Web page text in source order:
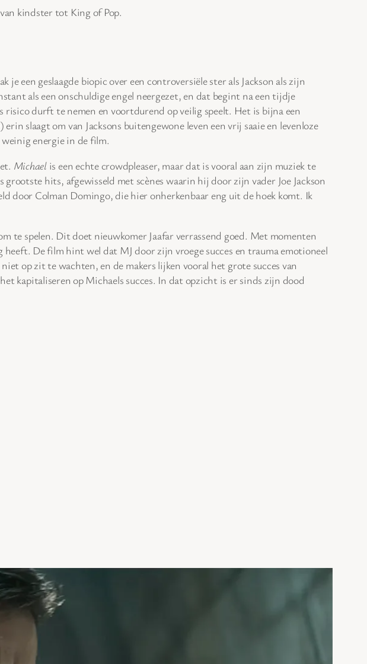
kindster tot King of Pop.
een geslaagde biopic over een controversiële ster als Jackson als zijn
als een onschuldige engel neergezet, en dat begint na een tijdje
durft te nemen en voortdurend op veilig speelt. Het is bijna een
) erin slaagt om van Jacksons buitengewone leven een vrij saaie en levenloze
energie in de film.
Michaelis een echte crowdpleaser, maar dat is vooral aan zijn muziek te
hits, afgewisseld met scènes waarin hij door zijn vader Joe Jackson
door Colman Domingo, die hier onherkenbaar eng uit de hoek komt. Ik
te spelen. Dit doet nieuwkomer Jaafar verrassend goed. Met momenten
De film hint wel dat MJ door zijn vroege succes en trauma emotioneel
op zit te wachten, en de makers lijken vooral het grote succes van
kapitaliseren op Michaels succes. In dat opzicht is er sinds zijn dood